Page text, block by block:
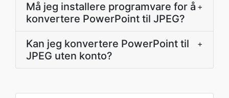
Må jeg installere programvare for å
konvertere PowerPoint til JPEG?
+
Kan jeg konvertere PowerPoint til
JPEG uten konto?
+